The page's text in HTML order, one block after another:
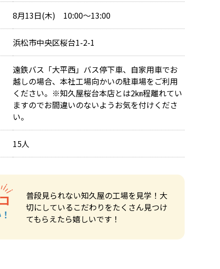
8月13日(木) 10:00～13:00
浜松市中央区桜台1-2-1
遠鉄バス「大平西」バス停下車、自家用車でお
越しの場合、本社工場向かいの駐車場をご利用
ください。※知久屋桜台本店とは2㎞程離れてい
ますのでお間違いのないようお気を付けくださ
い。
15人
普段見られない知久屋の工場を見学！大
切にしているこだわりをたくさん見つけ
てもらえたら嬉しいです！